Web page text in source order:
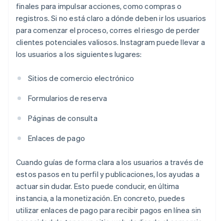
finales para impulsar acciones, como compras o
registros. Si no está claro a dónde deben ir los usuarios
para comenzar el proceso, corres el riesgo de perder
clientes potenciales valiosos. Instagram puede llevar a
los usuarios a los siguientes lugares:
Sitios de comercio electrónico
Formularios de reserva
Páginas de consulta
Enlaces de pago
Cuando guías de forma clara a los usuarios a través de
estos pasos en tu perfil y publicaciones, los ayudas a
actuar sin dudar. Esto puede conducir, en última
instancia, a la monetización. En concreto, puedes
utilizar enlaces de pago para recibir pagos en línea sin